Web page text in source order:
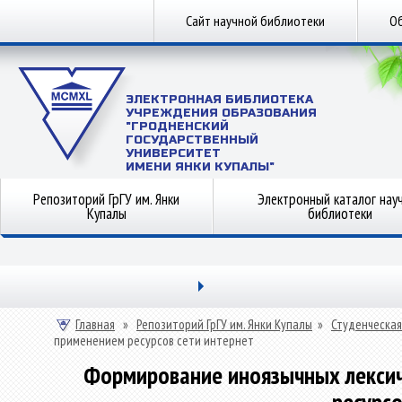
Сайт научной библиотеки
ЭЛЕКТРОННАЯ БИБЛИОТЕКА
УЧРЕЖДЕНИЯ ОБРАЗОВАНИЯ
"ГРОДНЕНСКИЙ
ГОСУДАРСТВЕННЫЙ
УНИВЕРСИТЕТ
ИМЕНИ ЯНКИ КУПАЛЫ"
Репозиторий ГрГУ им. Янки
Купалы
Электронный каталог
библиотеки
Главная » Репозиторий ГрГУ им. Янки Купалы »
применением ресурсов сети интернет
Формирование иноязычных